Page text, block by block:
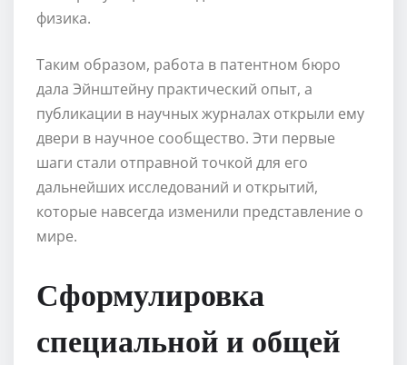
физика.
Таким образом, работа в патентном бюро
дала Эйнштейну практический опыт, а
публикации в научных журналах открыли ему
двери в научное сообщество. Эти первые
шаги стали отправной точкой для его
дальнейших исследований и открытий,
которые навсегда изменили представление о
мире.
Сформулировка
специальной и общей